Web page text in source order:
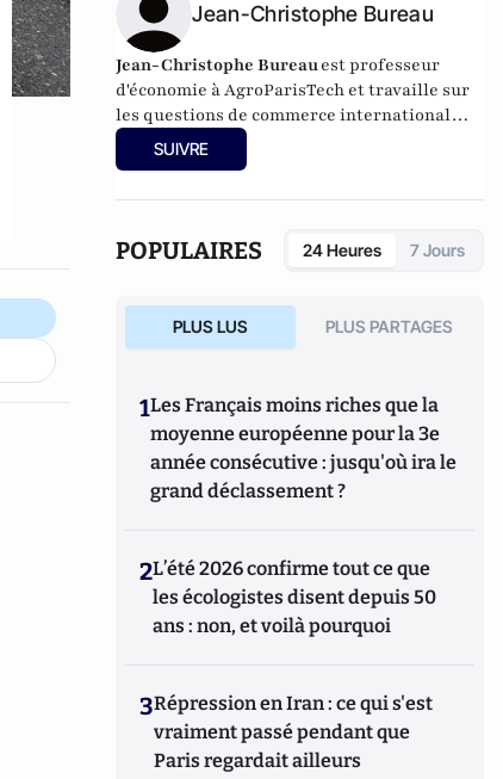
Jean-Christophe Bureau
Jean-Christophe Bureauest professeur
d'économie à AgroParisTech et travaille sur
les questions de commerce international
dans le domaine de l'agriculture et de
l'environnement. Il est chercheur associé au
SUIVRE
POPULAIRES 24 Heures 7 Jours
PLUS LUS PLUS PARTAGES
1Les Français moins riches que la
moyenne européenne pour la 3e
année consécutive : jusqu'où ira le
grand déclassement ?
2L’été 2026 confirme tout ce que
les écologistes disent depuis 50
ans : non, et voilà pourquoi
3Répression en Iran : ce qui s'est
vraiment passé pendant que
Paris regardait ailleurs